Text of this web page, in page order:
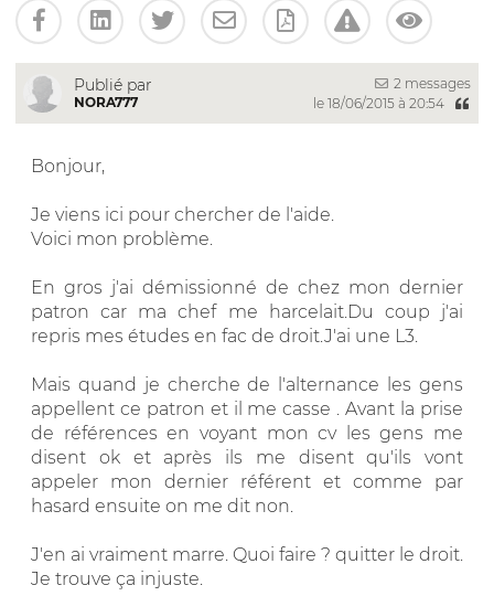
Publié par
NORA777
2 messages
le 18/06/2015 à 20:54
Bonjour,
Je viens ici pour chercher de l'aide.
Voici mon problème.
En gros j'ai démissionné de chez mon dernier
patron car ma chef me harcelait.Du coup j'ai
repris mes études en fac de droit.J'ai une L3.
Mais quand je cherche de l'alternance les gens
appellent ce patron et il me casse . Avant la prise
de références en voyant mon cv les gens me
disent ok et après ils me disent qu'ils vont
appeler mon dernier référent et comme par
hasard ensuite on me dit non.
J'en ai vraiment marre. Quoi faire ? quitter le droit.
Je trouve ça injuste.